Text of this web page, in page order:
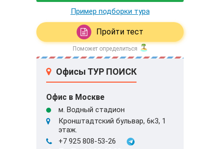
Пример подборки тура
Пройти тест
Поможет определиться
Офисы ТУР ПОИСК
Офис в Москве
м. Водный стадион
Кронштадтский бульвар, 6к3, 1
этаж.
+7 925 808-53-26